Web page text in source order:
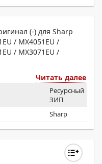
(-) для Sharp
/ MX4051EU /
/ MX3071EU /
Читать далее
Ресурсный
ЗИП
Sharp